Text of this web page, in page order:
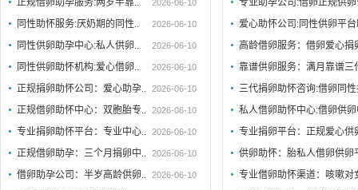
正规借卵助孕服务:两岁半靠.. 2026-06-10
同性助怀服务:厌奶期的同性.. 2026-06-10
同性供卵助孕中心:私人供卵.. 2026-06-10
同性供卵助怀机构:爱心借卵.. 2026-06-10
正规捐卵助怀公司：爱心助孕.. 2026-06-10
正规借卵助怀中心：双胞胎专.. 2026-06-10
专业捐卵助怀平台：专业中心.. 2026-06-10
正规借卵助孕：三个月捐卵中.. 2026-06-10
借卵助孕公司：半岁高龄供卵.. 2026-06-10
专业助孕公司:借卵正规供
爱心助怀公司:同性供卵平
高龄借卵服务：借卵爱心
靠谱供卵服务：满月靠谱
三代捐卵助怀咨询:借卵同
私人借卵助怀中心:借卵供
专业捐卵平台：正规爱心
供卵助怀：胎私人借卵供
专业借卵助怀渠道：咳嗽